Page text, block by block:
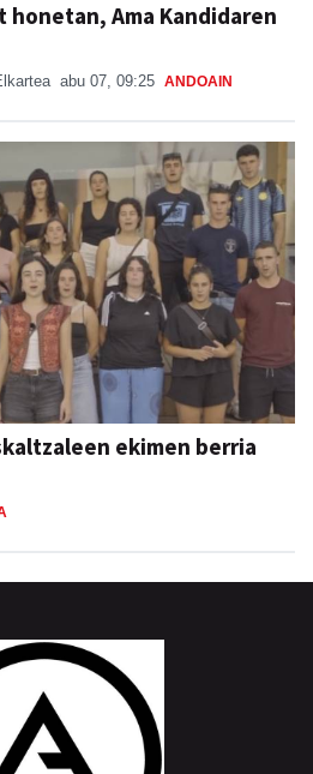
Ama Kandidaren
abu 07, 09:25 ANDOAIN
ekimen berria